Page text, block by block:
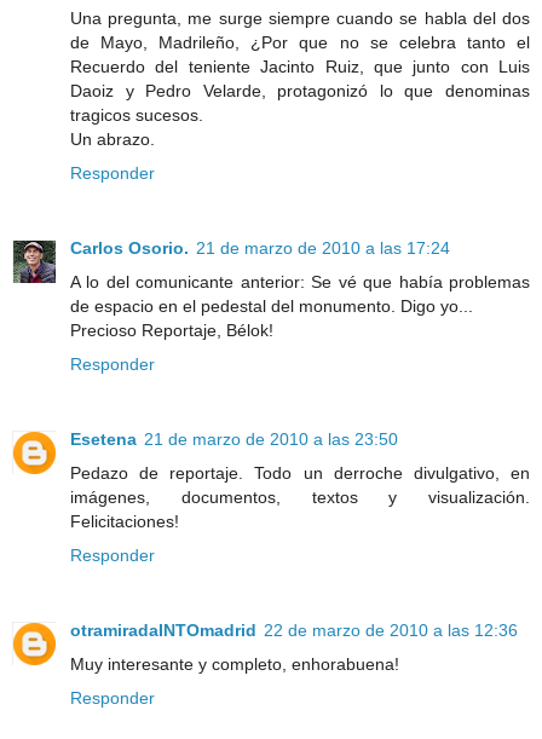
Una pregunta, me surge siempre cuando se habla del dos
de Mayo, Madrileño, ¿Por que no se celebra tanto el
Recuerdo del teniente Jacinto Ruiz, que junto con Luis
Daoiz y Pedro Velarde, protagonizó lo que denominas
tragicos sucesos.
Un abrazo.
Responder
Carlos Osorio. 21 de marzo de 2010 a las 17:24
A lo del comunicante anterior: Se vé que había problemas
de espacio en el pedestal del monumento. Digo yo...
Precioso Reportaje, Bélok!
Responder
Esetena 21 de marzo de 2010 a las 23:50
Pedazo de reportaje. Todo un derroche divulgativo, en
imágenes, documentos, textos y visualización.
Felicitaciones!
Responder
otramiradaINTOmadrid 22 de marzo de 2010 a las 12:36
Muy interesante y completo, enhorabuena!
Responder